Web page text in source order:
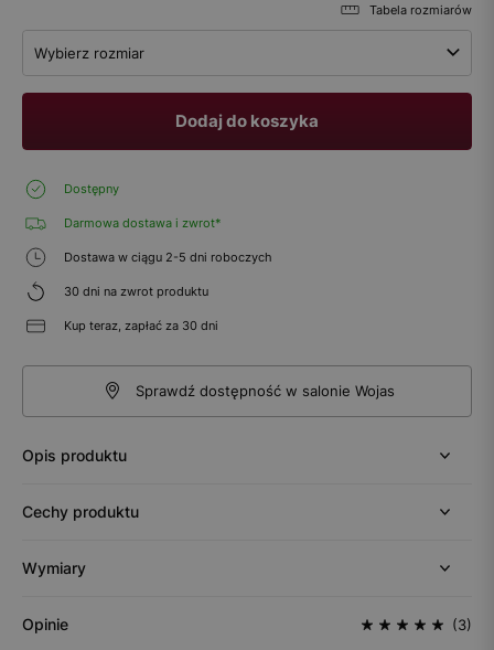
Tabela rozmiarów
Wybierz rozmiar
Dodaj do koszyka
Dostępny
Darmowa dostawa i zwrot*
Dostawa w ciągu 2-5 dni roboczych
30 dni na zwrot produktu
Kup teraz, zapłać za 30 dni
Sprawdź dostępność w salonie Wojas
Opis produktu
Cechy produktu
Wymiary
Opinie (3)